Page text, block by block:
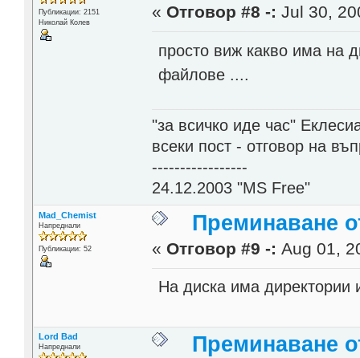
Публикации: 2151
Николай Колев
« Отговор #8 -: Jul 30,
просто виж какво има на
файлове ....
"за всичко иде час"
всеки пост - отговор на
-----------------
24.12.2003 "MS Free"
Mad_Chemist
Напреднали
Публикации: 52
Преминаване
« Отговор #9 -: Aug 01,
На диска има
Lord Bad
Напреднали Преминаване